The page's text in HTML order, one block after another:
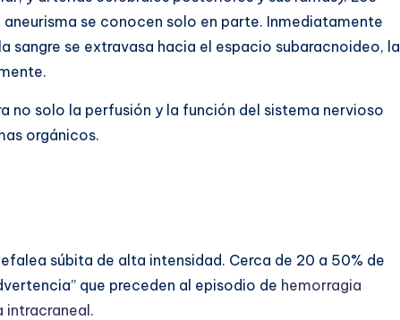
se conocen solo en parte. Inmediatamente
sangre se extravasa hacia el espacio subaracnoideo, la
no solo la perfusión y la función del sistema nervioso
orgánicos.
súbita de alta intensidad. Cerca de 20 a 50% de
que preceden al episodio de hemorragia
intracraneal.